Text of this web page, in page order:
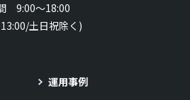
9:00～18:00
土日祝除く)
運用事例